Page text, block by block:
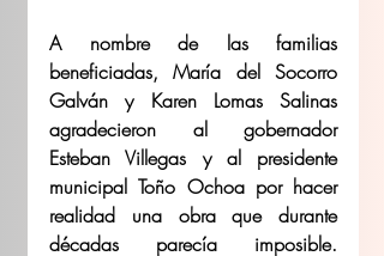
A nombre de las familias
beneficiadas, María del Socorro
Galván y Karen Lomas Salinas
agradecieron al gobernador
Esteban Villegas y al presidente
municipal Toño Ochoa por hacer
realidad una obra que durante
décadas parecía imposible.